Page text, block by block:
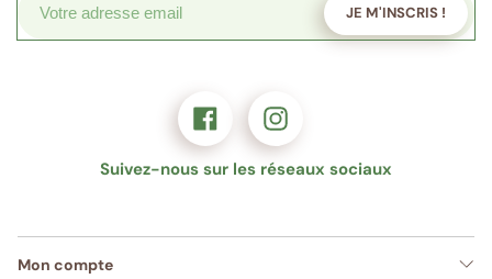
JE M'INSCRIS !
Suivez-nous sur les réseaux sociaux
Mon compte